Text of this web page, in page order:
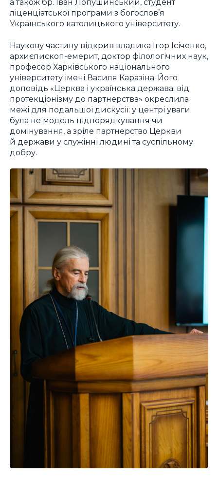
а також бр. Іван Лопушинський, студент
ліценціатської програми з богослов’я
Українського католицького університету.
Наукову частину відкрив владика Ігор Ісіченко,
архиєпископ-емерит, доктор філологічних наук,
професор Харківського національного
університету імені Василя Каразіна. Його
доповідь «Церква і українська держава: від
протекціонізму до партнерства» окреслила
межі для подальшої дискусії: у центрі уваги
була не модель підпорядкування чи
домінування, а зріле партнерство Церкви
й держави у служінні людині та суспільному
добру.